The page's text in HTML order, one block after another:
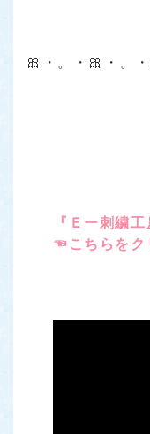
🎀・。・🎀・。
『Ｅー刺繍
☜こちらをク